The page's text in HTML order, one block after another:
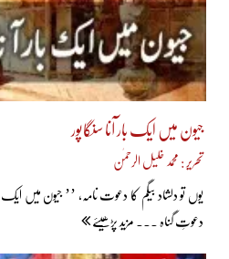
جیون میں ایک بار آنا سنگاپور
تحریر : محمد خلیل الرحمٰن
یوں تو دلشاد بیگم کا دعوت نامہ، ’’ جیون میں
دعوتِ گناہ ... مزید پڑھیئے